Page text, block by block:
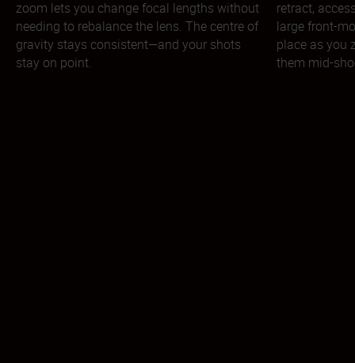
zoom lets you change focal lengths without
needing to rebalance the lens. The centre of
gravity stays consistent—and your shots
stay on point.
retract,
large front-
place as you
them mid-